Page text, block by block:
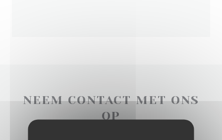
NEEM CONTACT MET ONS
OP